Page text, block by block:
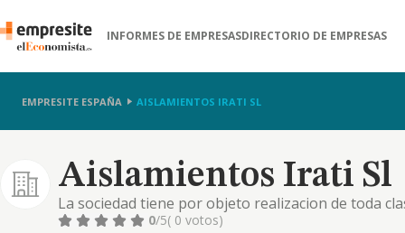
INFORMES DE EMPRESASDIRECTORIO DE EMPRESAS
EMPRESITE ESPAÑA AISLAMIENTOS IRATI SL
Aislamientos Irati Sl
La sociedad tiene por objeto realizacion de toda
falsos techos, estanterias, viviendas y locales
0/5( 0 votos)